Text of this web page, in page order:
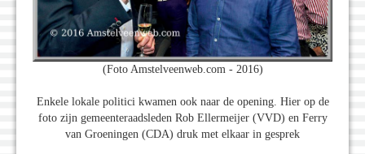
(Foto Amstelveenweb.com - 2016)
Enkele lokale politici kwamen ook naar de opening. Hier op de
foto zijn gemeenteraadsleden Rob Ellermeijer (VVD) en Ferry
van Groeningen (CDA) druk met elkaar in gesprek